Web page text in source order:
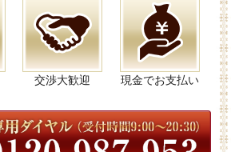
交渉大歓迎 現金でお支払い